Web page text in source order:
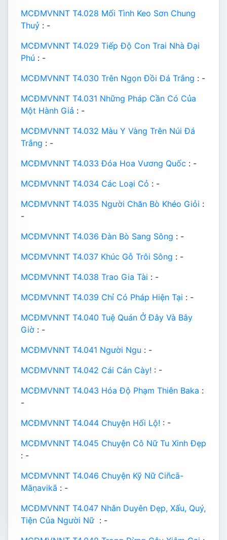
MCĐMVNNT T4.028 Mối Tình Keo Sơn Chung
Thuỷ : -
MCĐMVNNT T4.029 Tiếp Độ Con Trai Nhà Đại
Phú : -
MCĐMVNNT T4.030 Trên Ngọn Đồi Đá Trắng : -
MCĐMVNNT T4.031 Những Pháp Cần Có Của
Một Hành Giả : -
MCĐMVNNT T4.032 Màu Y Vàng Trên Núi Đá
Trắng : -
MCĐMVNNT T4.033 Đóa Hoa Vương Quốc : -
MCĐMVNNT T4.034 Các Loại Cỏ : -
MCĐMVNNT T4.035 Người Chăn Bò Khéo Giỏi :
-
MCĐMVNNT T4.036 Đàn Bò Sang Sông : -
MCĐMVNNT T4.037 Khúc Gỗ Trôi Sông : -
MCĐMVNNT T4.038 Trao Gia Tài : -
MCĐMVNNT T4.039 Chỉ Có Pháp Hiện Tại : -
MCĐMVNNT T4.040 Tuệ Quán Ở Đây Và Bây
Giờ : -
MCĐMVNNT T4.041 Người Ngu : -
MCĐMVNNT T4.042 Cái Cán Cày! : -
MCĐMVNNT T4.043 Hóa Độ Phạm Thiên Baka :
-
MCĐMVNNT T4.044 Chuyện Hối Lộ! : -
MCĐMVNNT T4.045 Chuyện Cô Nữ Tu Xinh Đẹp
: -
MCĐMVNNT T4.046 Chuyện Kỹ Nữ Ciñcā-
Māṇavikā : -
MCĐMVNNT T4.047 Nhân Duyên Đẹp, Xấu, Quý,
Tiện Của Người Nữ : -